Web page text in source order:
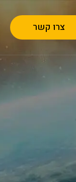
צרו קשר